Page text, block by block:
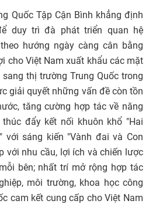
Quốc Tập Cận Bình khẳng định
duy trì đà phát triển quan hệ
hướng ngày càng cân bằng
cho Việt Nam xuất khẩu các mặt
thị trường Trung Quốc trong
giải quyết những vấn đề còn tồn
tăng cường hợp tác về năng
đẩy kết nối khuôn khổ "Hai
với sáng kiến "Vành đai và Con
với nhu cầu, lợi ích và chiến lược
bên; nhất trí mở rộng hợp tác
môi trường, khoa học công
cam kết cung cấp cho Việt Nam